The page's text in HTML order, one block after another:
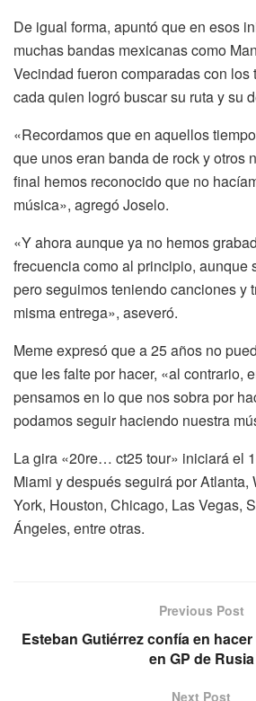
De igual forma, apuntó que en esos
muchas bandas mexicanas como
Vecindad fueron comparadas con los
cada quien logró buscar su ruta y su
«Recordamos que en aquellos
que unos eran banda de rock y otros
final hemos reconocido que no
música», agregó Joselo.
«Y ahora aunque ya no hemos
frecuencia como al principio, aunque
pero seguimos teniendo canciones y
misma entrega», aseveró.
Meme expresó que a 25 años no
que les falte por hacer, «al contrario,
pensamos en lo que nos sobra por
podamos seguir haciendo nuestra
La gira «20re… ct25 tour» iniciará el
Miami y después seguirá por Atlanta,
York, Houston, Chicago, Las Vegas,
Ángeles, entre otras.
Previous Post
Esteban Gutiérrez confía en
en GP de Rusia
Next Post